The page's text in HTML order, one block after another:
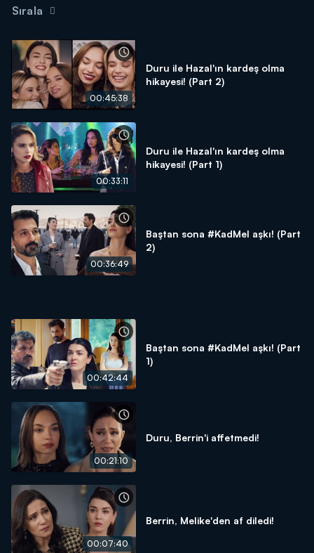
Sırala
00:45:38
Duru ile Hazal'ın kardeş olma
hikayesi! (Part 2)
00:33:11
Duru ile Hazal'ın kardeş olma
hikayesi! (Part 1)
00:36:49
Baştan sona #KadMel aşkı! (Part
2)
00:42:44
Baştan sona #KadMel aşkı! (Part
1)
00:21:10
Duru, Berrin'i affetmedi!
00:07:40
Berrin, Melike'den af diledi!